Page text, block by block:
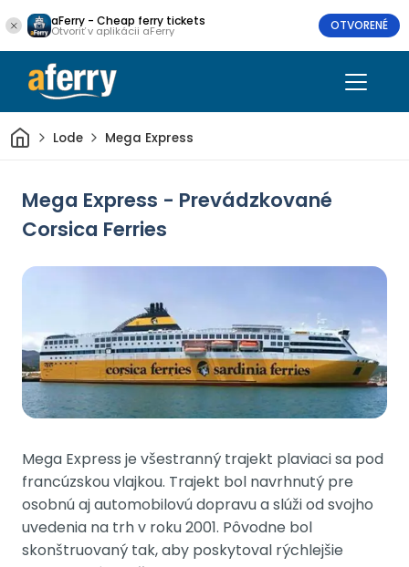
aFerry - Cheap ferry tickets
Otvoriť v aplikácii aFerry OTVORENÉ
Domov
Lode Mega Express
Mega Express - Prevádzkované
Corsica Ferries
Mega Express je všestranný trajekt plaviaci sa pod
francúzskou vlajkou. Trajekt bol navrhnutý pre
osobnú aj automobilovú dopravu a slúži od svojho
uvedenia na trh v roku 2001. Pôvodne bol
skonštruovaný tak, aby poskytoval rýchlejšie